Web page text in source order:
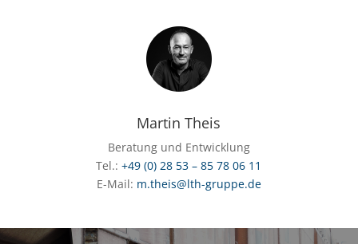
Martin Theis
Beratung und Entwicklung
Tel.:+49 (0) 28 53 – 85 78 06 11
E-Mail: m.theis@lth-gruppe.de